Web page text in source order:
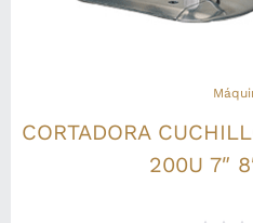
CORTADORA
200U 7″